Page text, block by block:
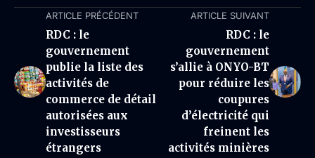
ARTICLE PRÉCÉDENT
RDC : le
gouvernement
publie la liste des
activités de
commerce de détail
autorisées aux
investisseurs
étrangers
ARTICLE SUIVANT
RDC : le
gouvernement
s’allie à ONYO-BT
pour réduire les
coupures
d’électricité qui
freinent les
activités minières